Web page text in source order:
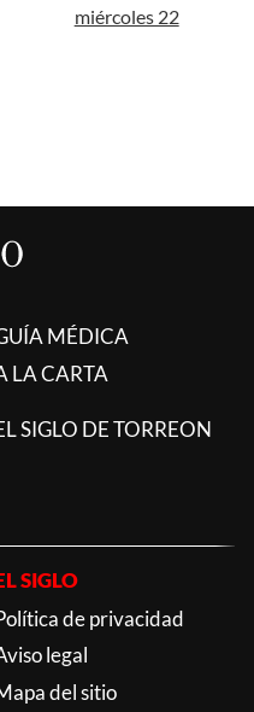
miércoles 22
MÉDICA
LA CARTA
SIGLO DE TORREON
SIGLO
de privacidad
legal
del sitio